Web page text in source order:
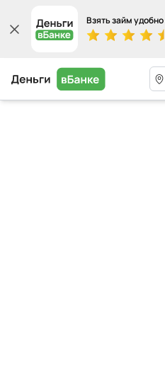
Взять займ